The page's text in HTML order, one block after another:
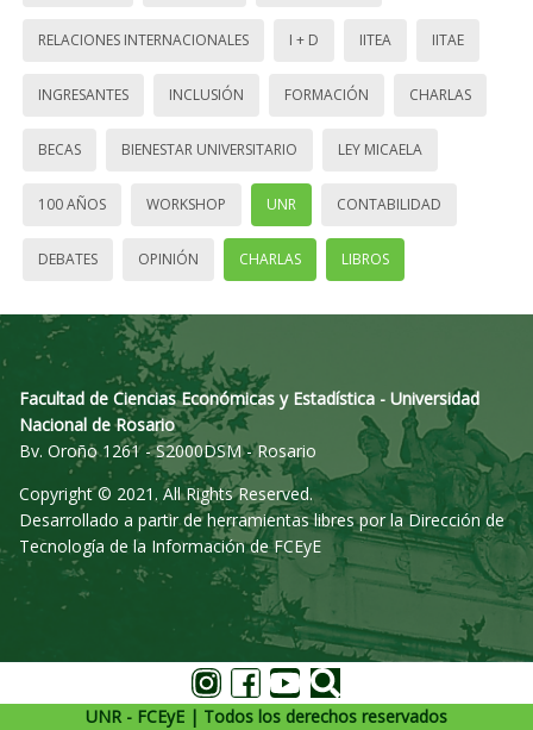
RELACIONES INTERNACIONALES I + D IITEA IITAE
INGRESANTES INCLUSIÓN FORMACIÓN CHARLAS
BECAS BIENESTAR UNIVERSITARIO LEY MICAELA
100 AÑOS WORKSHOP UNR CONTABILIDAD
DEBATES OPINIÓN CHARLAS LIBROS
Facultad de Ciencias Económicas y Estadística - Universidad
Nacional de Rosario
Bv. Oroño 1261 - S2000DSM - Rosario
Copyright © 2021. All Rights Reserved.
Desarrollado a partir de herramientas libres por la Dirección de
Tecnología de la Información de FCEyE
UNR - FCEyE | Todos los derechos reservados